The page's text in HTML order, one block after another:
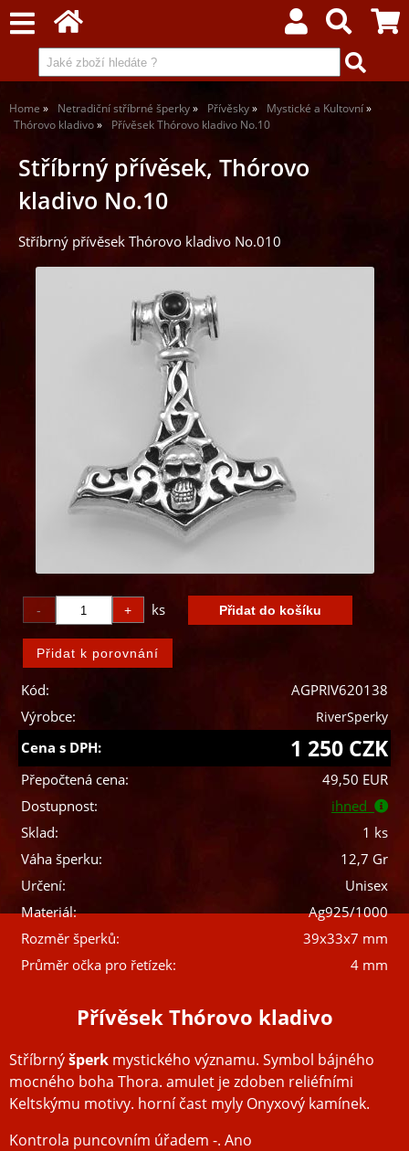
Home Netradiční stříbrné šperky Přívěsky
Mystické a Kultovní
Thórovo kladivo
Přívěsek Thórovo kladivo No.10
Stříbrný přívěsek, Thórovo
kladivo No.10
Stříbrný přívěsek Thórovo kladivo No.010
ks
Kód:
AGPRIV620138
Výrobce:
RiverSperky
Cena s DPH: 1 250 CZK
Přepočtená cena:
49,50 EUR
Dostupnost:
ihned
Sklad:
1 ks
Váha šperku:
12,7 Gr
Určení:
Unisex
Materiál:
Ag925/1000
Rozměr šperků:
39x33x7 mm
Průměr očka pro řetízek:
4 mm
Přívěsek Thórovo kladivo
Stříbrnýšperk mystického významu. Symbol bájného
mocného boha Thora. amulet je zdoben reliéfními
Keltskýmu motivy. horní čast myly Onyxový kamínek.
Kontrola puncovním úřadem -. Ano